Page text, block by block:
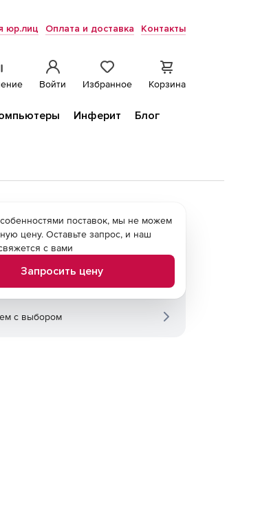
юр.лиц Оплата и доставка Контакты
Войти Избранное Корзина
Инферит
Блог
поставок, мы не можем
цену. Оставьте запрос, и наш
с вами
Запросить цену
с выбором